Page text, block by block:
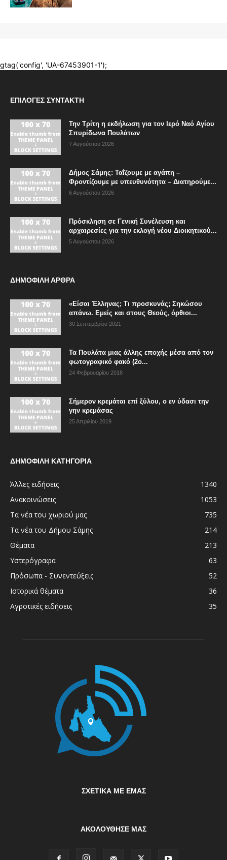
ΕΠΙΛΟΓΈΣ ΣΥΝΤΆΚΤΗ
Την Τρίτη η εκδήλωση για τον Ιερό Ναό Αγίου
Σπυρίδωνα Πουλάτων
7 Αυγούστου 2026
Δήμος Σάμης: Ταΐζουμε με αγάπη –
Φροντίζουμε με υπευθυνότητα – Διατηρούμε...
6 Αυγούστου 2026
Πρόσκληση σε Γενική Συνέλευση και
αρχαιρεσίες για την εκλογή νέου Διοικητικού...
5 Αυγούστου 2026
ΔΗΜΟΦΙΛΗ ΑΡΘΡΑ
«Είσαι Έλληνας; Τι προσκυνάς; Σηκώσου
απάνω. Εμείς και στους Θεούς, όρθιοι...
30 Σεπτεμβρίου 2021
Τα Πουλάτα μιας άλλης εποχής μέσα από τον
φωτογραφικό φακό (2ο...
24 Φεβρουαρίου 2018
Σήμερον κρεμάται επί ξύλου, ο εν ύδασι την
γην κρεμάσας
25 Απριλίου 2019
ΔΗΜΟΦΙΛΗ ΚΑΤΗΓΟΡΙΑ
Άλλες ειδήσεις
1340
Ανακοινώσεις
1053
Τα νέα του χωριού μας
735
Τα νέα του Δήμου Σάμης
214
Θέματα
213
Υστερόγραφα
63
Πρόσωπα - Συνεντεύξεις
52
Ιστορικά θέματα
36
Αγροτικές ειδήσεις
35
ΣΧΕΤΙΚΆ ΜΕ ΕΜΆΣ
ΑΚΟΛΟΥΘΗΣΕ ΜΑΣ